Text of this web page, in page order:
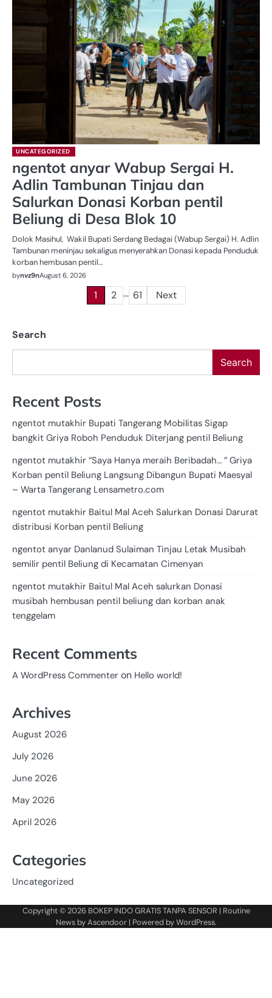
UNCATEGORIZED
ngentot anyar Wabup Sergai H.
Adlin Tambunan Tinjau dan
Salurkan Donasi Korban pentil
Beliung di Desa Blok 10
Dolok Masihul, Wakil Bupati Serdang Bedagai (Wabup Sergai) H. Adlin
Tambunan meninjau sekaligus menyerahkan Donasi kepada Penduduk
korban hembusan pentil…
bynvz9nAugust 6, 2026
1 2 … 61 Next
Search
Search
Recent Posts
ngentot mutakhir Bupati Tangerang Mobilitas Sigap
bangkit Griya Roboh Penduduk Diterjang pentil Beliung
ngentot mutakhir “Saya Hanya meraih Beribadah… ” Griya
Korban pentil Beliung Langsung Dibangun Bupati Maesyal
– Warta Tangerang Lensametro.com
ngentot mutakhir Baitul Mal Aceh Salurkan Donasi Darurat
distribusi Korban pentil Beliung
ngentot anyar Danlanud Sulaiman Tinjau Letak Musibah
semilir pentil Beliung di Kecamatan Cimenyan
ngentot mutakhir Baitul Mal Aceh salurkan Donasi
musibah hembusan pentil beliung dan korban anak
tenggelam
Recent Comments
A WordPress Commenter on Hello world!
Archives
August 2026
July 2026
June 2026
May 2026
April 2026
Categories
Uncategorized
Copyright © 2026 BOKEP INDO GRATIS TANPA SENSOR | Routine
News byAscendoor| Powered byWordPress.